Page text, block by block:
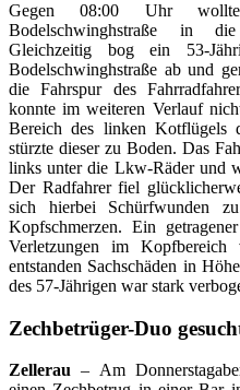
Gegen 08:00 Uhr
Bodelschwinghstraße in die
Gleichzeitig bog ein 53-
Bodelschwinghstraße ab und
die Fahrspur des
konnte im weiteren Verlauf
Bereich des linken Kotflügels
stürzte dieser zu Boden. Das
links unter die Lkw-Räder und
Der Radfahrer fiel
sich hierbei Schürfwunden
Kopfschmerzen. Ein
Verletzungen im Kopfbereich
entstanden Sachschäden in
des 57-Jährigen war stark
Zechbetrüger-Duo
Zellerau – Am